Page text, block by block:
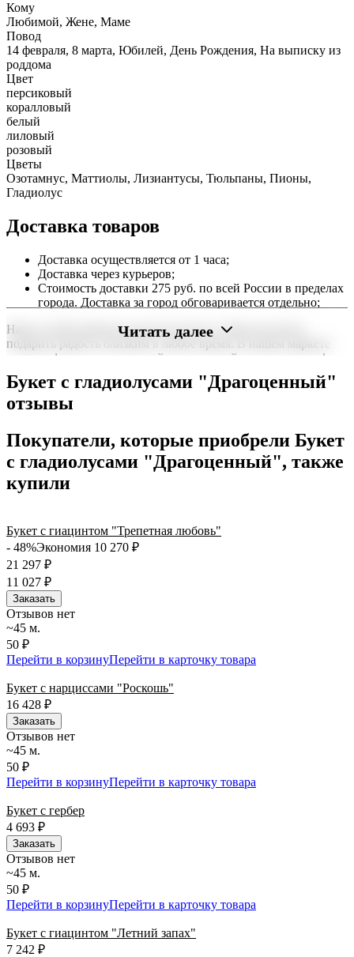
Кому
Любимой, Жене, Маме
Повод
14 февраля, 8 марта, Юбилей, День Рождения, На выписку из
роддома
Цвет
персиковый
коралловый
белый
лиловый
розовый
Цветы
Озотамнус, Маттиолы, Лизиантусы, Тюльпаны, Пионы,
Гладиолус
Доставка товаров
Доставка осуществляется от 1 часа;
Доставка через курьеров;
Стоимость доставки 275 руб. по всей России в пределах
города. Доставка за город обговаривается отдельно;
Наша служба работает круглосуточно, чтобы вы могли
подарить радость близким в любое время. В нашем маркете
можно оформить заказ онлайн с доставкой на дом или в офис
Нужна срочная отправка? Курьер привезет заказ в течение 60
минут или день в день в удобный интервал. Если вам важно
точность до минуты. Выбирайте, где купить и сколько стоит
подходящий вариант — быстрая доставка работает для вас
сегодня и ежедневно 24 часа в сутки.
Читать далее
Букет с гладиолусами "Драгоценный"
отзывы
Покупатели, которые приобрели Букет
с гладиолусами "Драгоценный", также
купили
Букет с гиацинтом "Трепетная любовь"
- 48%Экономия 10 270 ₽
21 297 ₽
11 027 ₽
Заказать
Отзывов нет
~45 м.
50 ₽
Перейти в корзинуПерейти в карточку товара
Букет с нарциссами "Роскошь"
16 428 ₽
Заказать
Отзывов нет
~45 м.
50 ₽
Перейти в корзинуПерейти в карточку товара
Букет с гербер
4 693 ₽
Заказать
Отзывов нет
~45 м.
50 ₽
Перейти в корзинуПерейти в карточку товара
Букет с гиацинтом "Летний запах"
7 242 ₽